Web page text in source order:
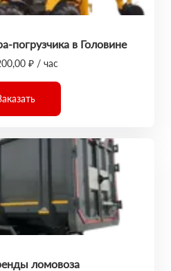
погрузчика в Головине
₽ / час
ломовоза